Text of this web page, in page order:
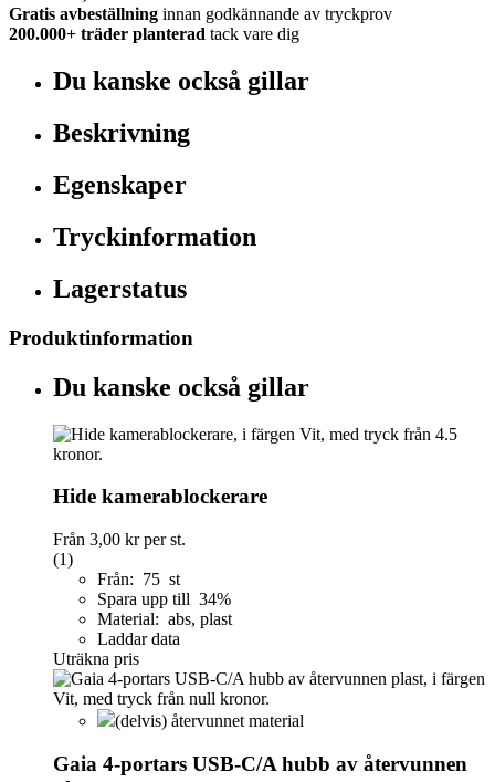
Gratis avbeställning innan godkännande av tryckprov
200.000+ träder planterad tack vare dig
Du kanske också gillar
Beskrivning
Egenskaper
Tryckinformation
Lagerstatus
Produktinformation
Du kanske också gillar
Hide kamerablockerare
Från 3,00 krper st.
(1)
Från: 75 st
Spara upp till 34%
Material: abs, plast
Laddar data
Uträkna pris
(delvis) återvunnet material
Gaia 4-portars USB-C/A hubb av återvunnen